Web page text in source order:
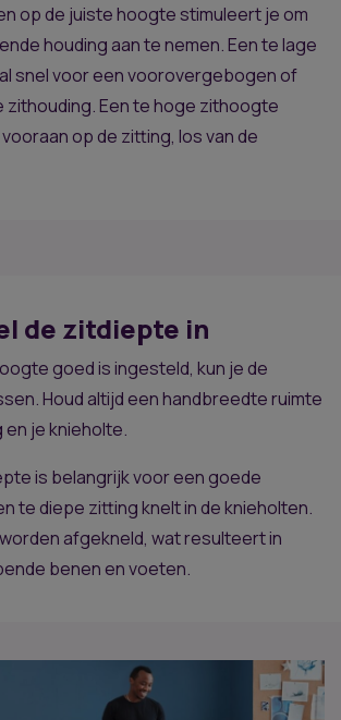
op de juiste hoogte stimuleert je om
houding aan te nemen. Een te lage
snel voor een voorovergebogen of
Een te hoge zithoogte
op de zitting, los van de
de zitdiepte in
goed is ingesteld, kun je de
Houd altijd een handbreedte ruimte
je knieholte.
is belangrijk voor een goede
te diepe zitting knelt in de knieholten.
afgekneld, wat resulteert in
benen en voeten.